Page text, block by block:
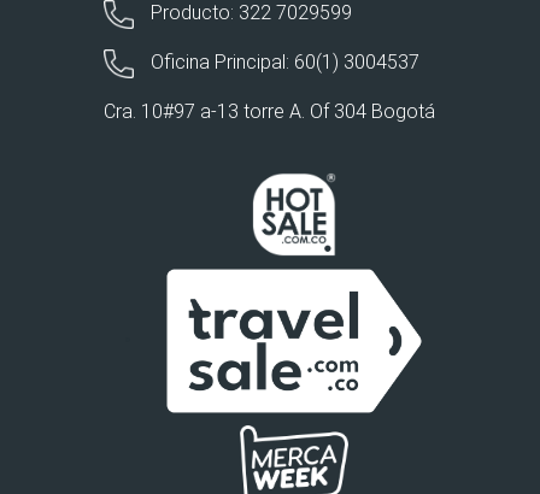
Producto: 322 7029599
Oficina Principal: 60(1) 3004537
Cra. 10#97 a-13 torre A. Of 304 Bogotá